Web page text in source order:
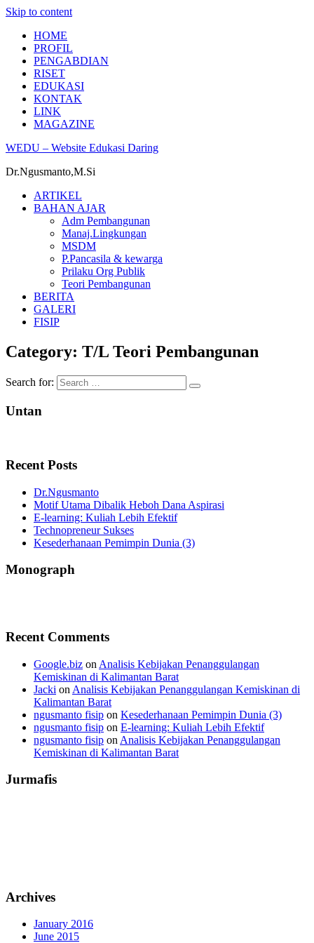
Skip to content
HOME
PROFIL
PENGABDIAN
RISET
EDUKASI
KONTAK
LINK
MAGAZINE
WEDU – Website Edukasi Daring
Dr.Ngusmanto,M.Si
ARTIKEL
BAHAN AJAR
Adm Pembangunan
Manaj.Lingkungan
MSDM
P.Pancasila & kewarga
Prilaku Org Publik
Teori Pembangunan
BERITA
GALERI
FISIP
Category: T/L Teori Pembangunan
Search for:
Untan
Recent Posts
Dr.Ngusmanto
Motif Utama Dibalik Heboh Dana Aspirasi
E-learning: Kuliah Lebih Efektif
Technopreneur Sukses
Kesederhanaan Pemimpin Dunia (3)
Monograph
Recent Comments
Google.biz on Analisis Kebijakan Penanggulangan
Kemiskinan di Kalimantan Barat
Jacki on Analisis Kebijakan Penanggulangan Kemiskinan di
Kalimantan Barat
ngusmanto fisip on Kesederhanaan Pemimpin Dunia (3)
ngusmanto fisip on E-learning: Kuliah Lebih Efektif
ngusmanto fisip on Analisis Kebijakan Penanggulangan
Kemiskinan di Kalimantan Barat
Jurmafis
Archives
January 2016
June 2015